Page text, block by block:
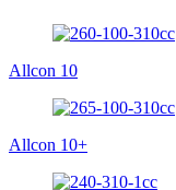
Allcon 10
Allcon 10+